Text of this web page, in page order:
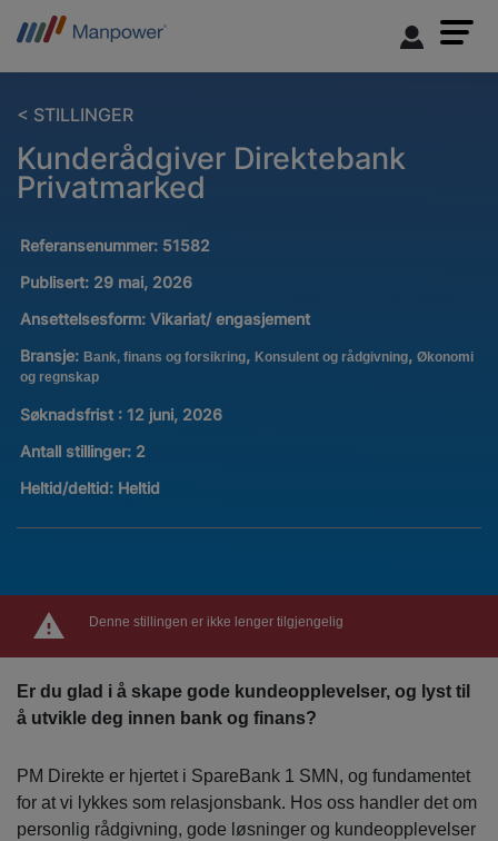
< STILLINGER
Kunderådgiver Direktebank
Privatmarked
Referansenummer: 51582
Publisert: 29 mai, 2026
Ansettelsesform: Vikariat/ engasjement
Bransje: Bank, finans og forsikring, Konsulent og rådgivning, Økonomi
og regnskap
Søknadsfrist : 12 juni, 2026
Antall stillinger: 2
Heltid/deltid: Heltid
Denne stillingen er ikke lenger tilgjengelig
Er du glad i å skape gode kundeopplevelser, og lyst til
å utvikle deg innen bank og finans?
PM Direkte er hjertet i SpareBank 1 SMN, og fundamentet
for at vi lykkes som relasjonsbank. Hos oss handler det om
personlig rådgivning, gode løsninger og kundeopplevelser